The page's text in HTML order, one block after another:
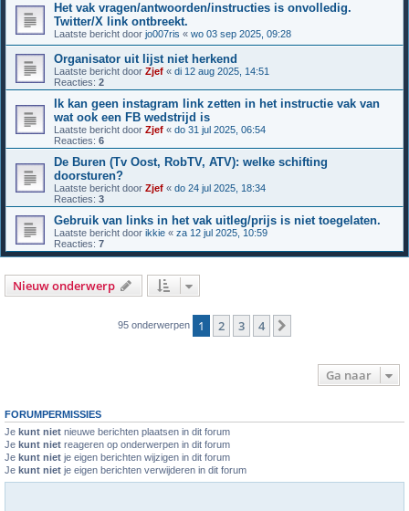
Het vak vragen/antwoorden/instructies is onvolledig.
Twitter/X link ontbreekt.
Laatste bericht door jo007ris « wo 03 sep 2025, 09:28
Organisator uit lijst niet herkend
Laatste bericht door Zjef « di 12 aug 2025, 14:51
Reacties: 2
Ik kan geen instagram link zetten in het instructie vak van
wat ook een FB wedstrijd is
Laatste bericht door Zjef « do 31 jul 2025, 06:54
Reacties: 6
De Buren (Tv Oost, RobTV, ATV): welke schifting
doorsturen?
Laatste bericht door Zjef « do 24 jul 2025, 18:34
Reacties: 3
Gebruik van links in het vak uitleg/prijs is niet toegelaten.
Laatste bericht door ikkie « za 12 jul 2025, 10:59
Reacties: 7
Nieuw onderwerp
95 onderwerpen 1 2 3 4
Ga naar
FORUMPERMISSIES
Je kunt niet nieuwe berichten plaatsen in dit forum
Je kunt niet reageren op onderwerpen in dit forum
Je kunt niet je eigen berichten wijzigen in dit forum
Je kunt niet je eigen berichten verwijderen in dit forum